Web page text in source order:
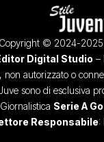
Copyright © 2024-2025
Digital Studio –
autorizzato o
sono di esclusiva
Serie A
Responsabile: